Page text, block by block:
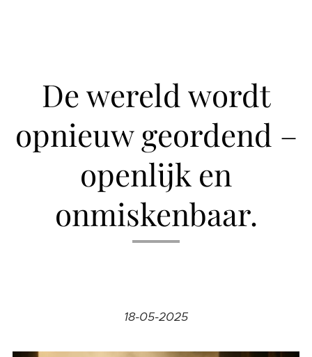
De wereld wordt
opnieuw geordend –
openlijk en
onmiskenbaar.
18-05-2025